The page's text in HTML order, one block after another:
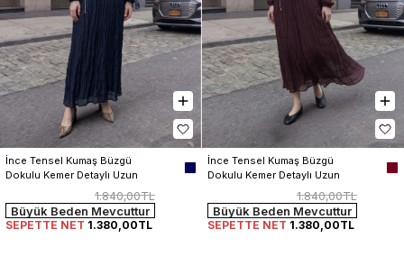
İnce Tensel Kumaş Büzgü
Dokulu Kemer Detaylı Uzun
1.840,00TL
Büyük Beden Mevcuttur
SEPETTE NET 1.380,00TL
İnce Tensel Kumaş Büzgü
Dokulu Kemer Detaylı Uzun
1.840,00TL
Büyük Beden Mevcuttur
SEPETTE NET 1.380,00TL